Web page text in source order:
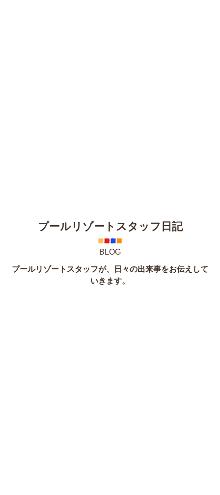
プールリゾートスタッフ日記
BLOG
プールリゾートスタッフが、日々の出来事をお伝えして
いきます。